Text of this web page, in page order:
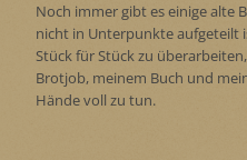
Noch immer gibt es einige alte
nicht in Unterpunkte aufgeteilt
Stück für Stück zu
Brotjob, meinem Buch und
Hände voll zu tun.